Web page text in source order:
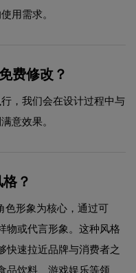
用需求。
费修改？
，我们会在设计过程中与
意效果。
？
色形象为核心，通过可
物或代言形象。这种风格
快速拉近品牌与消费者之
品饮料、游戏娱乐等领